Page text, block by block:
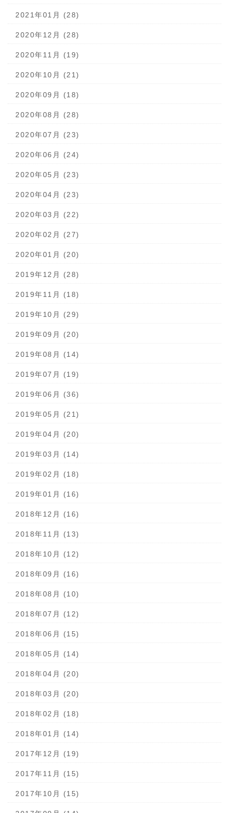
2021年01月 (28)
2020年12月 (28)
2020年11月 (19)
2020年10月 (21)
2020年09月 (18)
2020年08月 (28)
2020年07月 (23)
2020年06月 (24)
2020年05月 (23)
2020年04月 (23)
2020年03月 (22)
2020年02月 (27)
2020年01月 (20)
2019年12月 (28)
2019年11月 (18)
2019年10月 (29)
2019年09月 (20)
2019年08月 (14)
2019年07月 (19)
2019年06月 (36)
2019年05月 (21)
2019年04月 (20)
2019年03月 (14)
2019年02月 (18)
2019年01月 (16)
2018年12月 (16)
2018年11月 (13)
2018年10月 (12)
2018年09月 (16)
2018年08月 (10)
2018年07月 (12)
2018年06月 (15)
2018年05月 (14)
2018年04月 (20)
2018年03月 (20)
2018年02月 (18)
2018年01月 (14)
2017年12月 (19)
2017年11月 (15)
2017年10月 (15)